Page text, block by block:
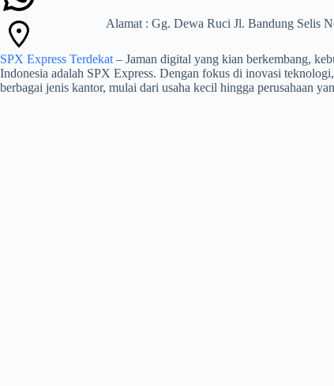
Alamat : Gg. Dewa Ruci Jl. Bandung Selis
SPX Express Terdekat – Jaman digital yang kian berkembang,
Indonesia adalah SPX Express. Dengan fokus di inovasi
berbagai jenis kantor, mulai dari usaha kecil hingga perusahaan